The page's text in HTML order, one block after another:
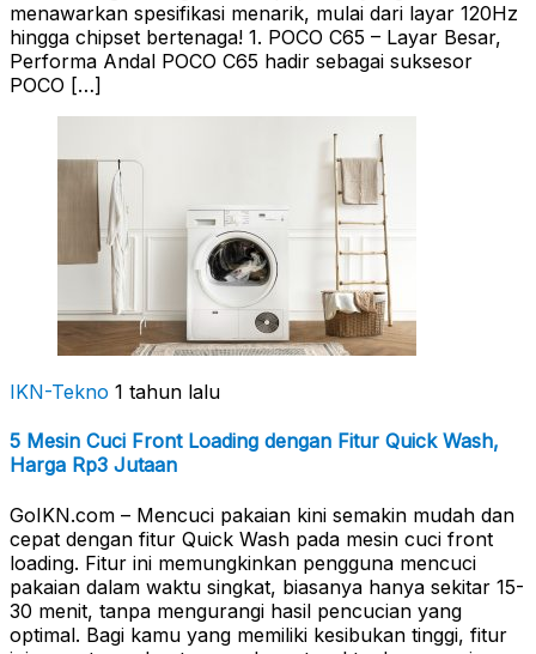
menawarkan spesifikasi menarik, mulai dari layar 120Hz
hingga chipset bertenaga! 1. POCO C65 – Layar Besar,
Performa Andal POCO C65 hadir sebagai suksesor
POCO […]
IKN-Tekno 1 tahun lalu
5 Mesin Cuci Front Loading dengan Fitur Quick Wash,
Harga Rp3 Jutaan
GoIKN.com – Mencuci pakaian kini semakin mudah dan
cepat dengan fitur Quick Wash pada mesin cuci front
loading. Fitur ini memungkinkan pengguna mencuci
pakaian dalam waktu singkat, biasanya hanya sekitar 15-
30 menit, tanpa mengurangi hasil pencucian yang
optimal. Bagi kamu yang memiliki kesibukan tinggi, fitur